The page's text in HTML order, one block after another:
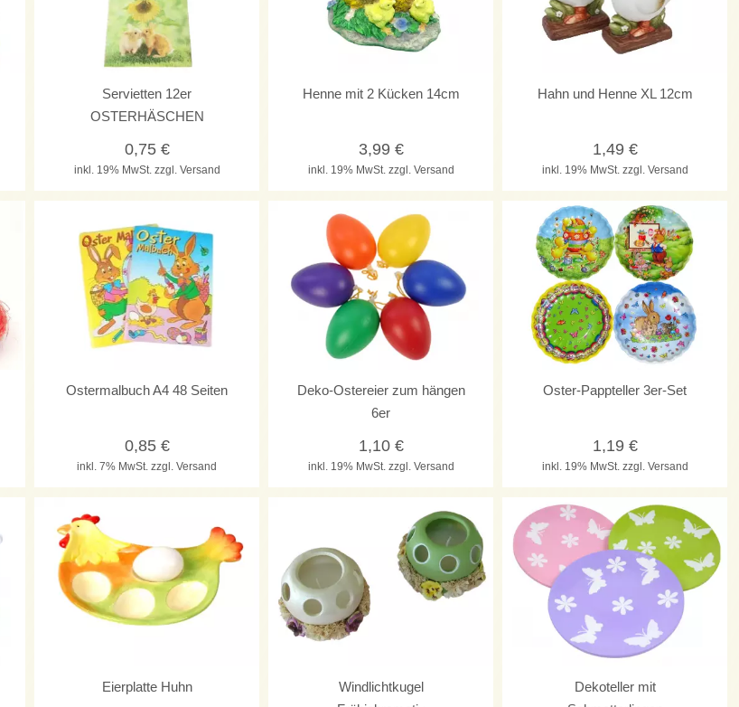
Servietten 12er
OSTERHÄSCHEN
inkl. 19% MwSt. zzgl. Versand
0,75€
Henne mit 2 Kücken 14cm
inkl. 19% MwSt. zzgl. Versand
3,99€
Hahn und Henne XL 12cm
inkl. 19% MwSt. zzgl. Versand
1,49€
Ostermalbuch A4 48 Seiten
inkl. 7% MwSt. zzgl. Versand
0,85€
Deko-Ostereier zum hängen
6er
inkl. 19% MwSt. zzgl. Versand
1,10€
Oster-Pappteller 3er-Set
inkl. 19% MwSt. zzgl. Versand
1,19€
Eierplatte Huhn
Windlichtkugel
Dekoteller mit